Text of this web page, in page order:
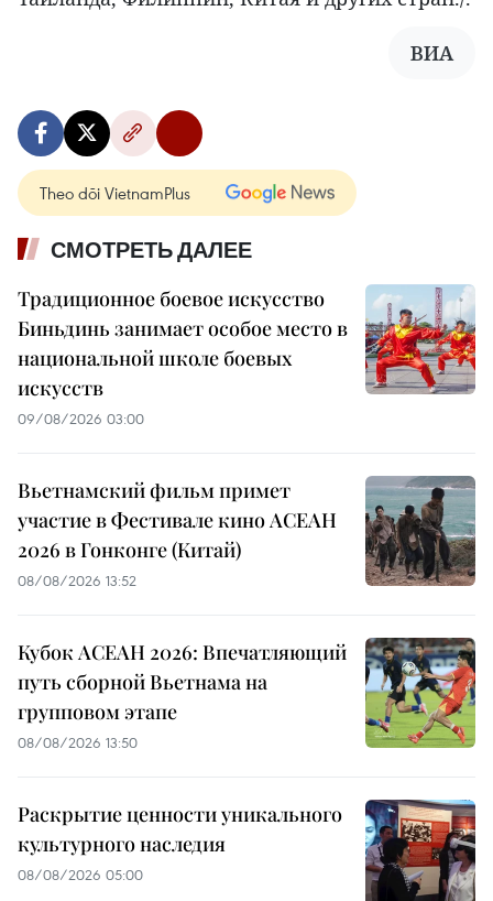
ВИА
Theo dõi VietnamPlus
СМОТРЕТЬ ДАЛЕЕ
Традиционное боевое искусство
Биньдинь занимает особое место в
национальной школе боевых
искусств
09/08/2026 03:00
Вьетнамский фильм примет
участие в Фестивале кино АСЕАН
2026 в Гонконге (Китай)
08/08/2026 13:52
Кубок АСЕАН 2026: Впечатляющий
путь сборной Вьетнама на
групповом этапе
08/08/2026 13:50
Раскрытие ценности уникального
культурного наследия
08/08/2026 05:00